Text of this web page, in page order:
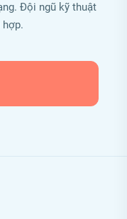
Đội ngũ kỹ thuật